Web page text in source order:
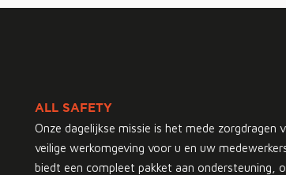
ALL SAFETY
Onze dagelijkse missie is het mede zorgdragen
veilige werkomgeving voor u en uw
biedt een compleet pakket aan ondersteuning,